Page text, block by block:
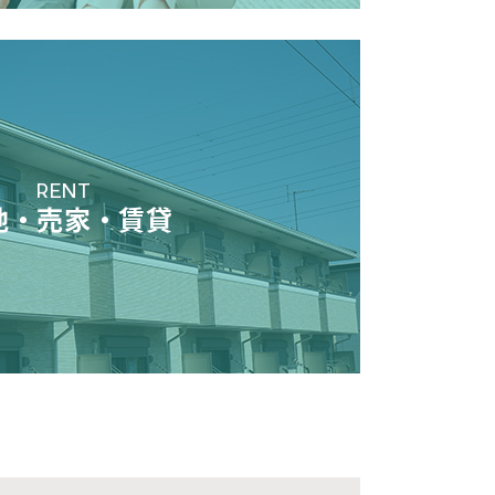
RENT
・売家・賃貸